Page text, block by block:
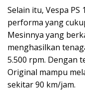
Selain itu, Vespa
performa yang
Mesinnya yang
menghasilkan
5.500 rpm. Dengan
Original mampu
sekitar 90 km/jam.